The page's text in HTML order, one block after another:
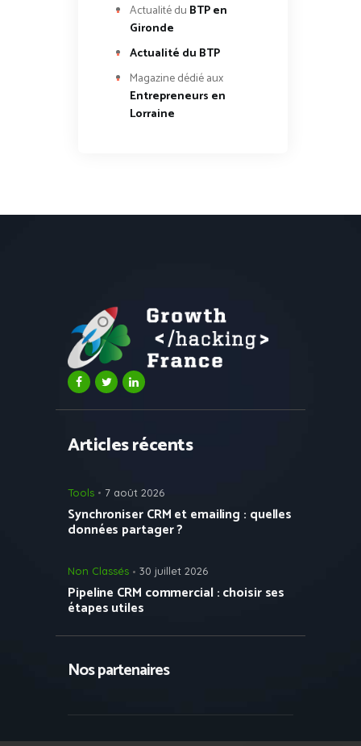
Actualité du BTP en
Gironde
Actualité du BTP
Magazine dédié aux
Entrepreneurs en
Lorraine
Articles récents
Tools 7 août 2026
Synchroniser CRM et emailing : quelles
données partager ?
Non Classés 30 juillet 2026
Pipeline CRM commercial : choisir ses
étapes utiles
Nos partenaires